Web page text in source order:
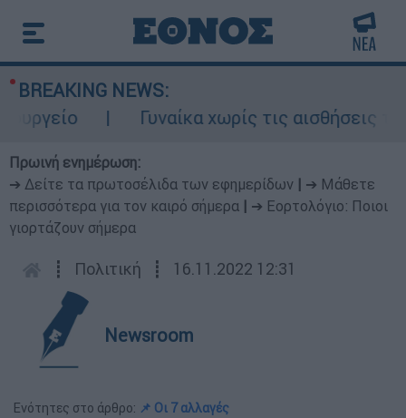
BREAKING NEWS:
Γυναίκα χωρίς τις αισθήσεις της
Πρωινή ενημέρωση:
➔ Δείτε τα πρωτοσέλιδα των εφημερίδων
➔ Μάθετε
περισσότερα για τον καιρό σήμερα
➔ Εορτολόγιο: Ποιοι
γιορτάζουν σήμερα
┋ Πολιτική ┋ 16.11.2022 12:31
Newsroom
Ενότητες στο άρθρο: 📌 Οι 7 αλλαγές